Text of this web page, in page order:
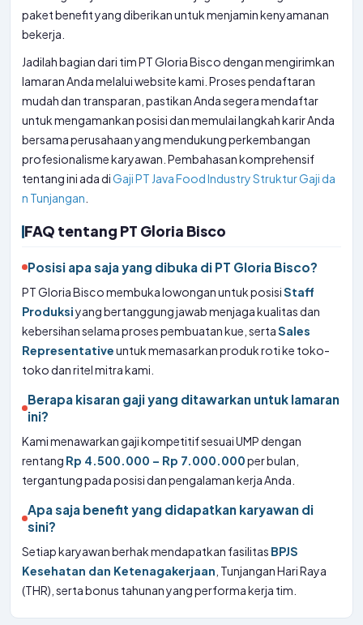
paket benefit yang diberikan untuk menjamin kenyamanan
bekerja.
Jadilah bagian dari tim PT Gloria Bisco dengan mengirimkan
lamaran Anda melalui website kami. Proses pendaftaran
mudah dan transparan, pastikan Anda segera mendaftar
untuk mengamankan posisi dan memulai langkah karir Anda
bersama perusahaan yang mendukung perkembangan
profesionalisme karyawan. Pembahasan komprehensif
tentang ini ada diGaji PT Java Food Industry Struktur Gaji da
n Tunjangan
FAQ tentang PT Gloria Bisco
Posisi apa saja yang dibuka di PT Gloria Bisco?
PT Gloria Bisco membuka lowongan untuk posisiStaff
Produksiyang bertanggung jawab menjaga kualitas dan
kebersihan selama proses pembuatan kue, sertaSales
Representativeuntuk memasarkan produk roti ke toko-
toko dan ritel mitra kami.
Berapa kisaran gaji yang ditawarkan untuk lamaran
ini?
Kami menawarkan gaji kompetitif sesuai UMP dengan
rentang Rp 4.500.000 – Rp 7.000.000per bulan,
tergantung pada posisi dan pengalaman kerja Anda.
Apa saja benefit yang didapatkan karyawan di
sini?
Setiap karyawan berhak mendapatkan fasilitas BPJS
Kesehatan dan Ketenagakerjaan , Tunjangan Hari Raya
(THR), serta bonus tahunan yang performa kerja tim.